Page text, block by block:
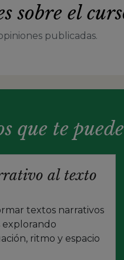
sobre el
publicadas.
que te
al texto
textos narrativos
explorando
ritmo y espacio